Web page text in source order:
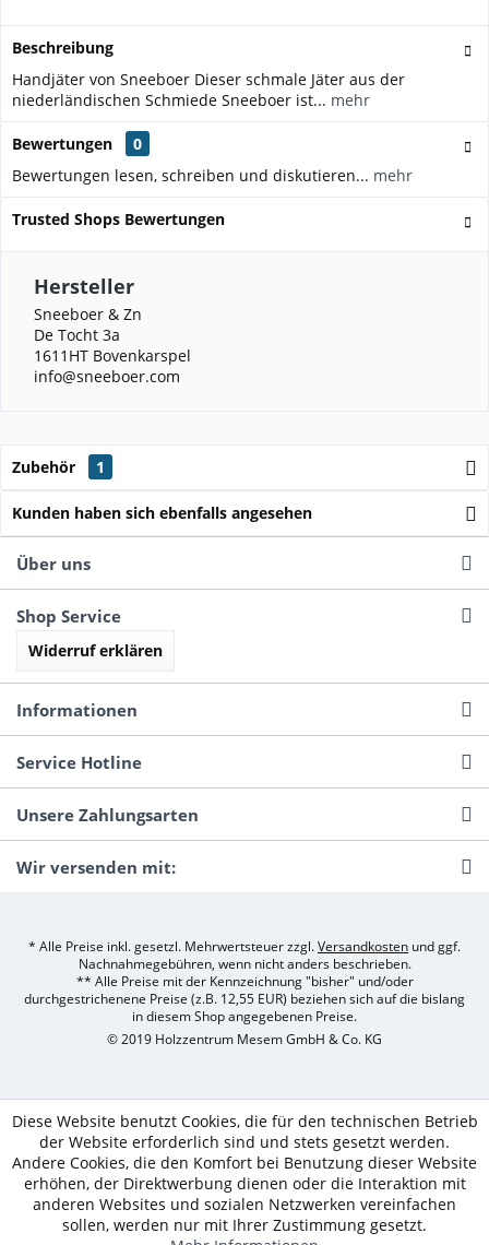
Beschreibung
Handjäter von Sneeboer Dieser schmale Jäter aus der
niederländischen Schmiede Sneeboer ist... mehr
Bewertungen
0
Bewertungen lesen, schreiben und diskutieren... mehr
Trusted Shops Bewertungen
Hersteller
Sneeboer & Zn
De Tocht 3a
1611HT Bovenkarspel
info@sneeboer.com
Zubehör 1
Kunden haben sich ebenfalls angesehen
Über uns
Shop Service
Widerruf erklären
Informationen
Service Hotline
Unsere Zahlungsarten
Wir versenden mit:
* Alle Preise inkl. gesetzl. Mehrwertsteuer zzgl.Versandkosten und ggf.
Nachnahmegebühren, wenn nicht anders beschrieben.
** Alle Preise mit der Kennzeichnung "bisher" und/oder
durchgestrichenene Preise (z.B. 12,55 EUR) beziehen sich auf die bislang
in diesem Shop angegebenen Preise.
© 2019 Holzzentrum Mesem GmbH & Co. KG
Diese Website benutzt Cookies, die für den technischen Betrieb
der Website erforderlich sind und stets gesetzt werden.
Andere Cookies, die den Komfort bei Benutzung dieser Website
erhöhen, der Direktwerbung dienen oder die Interaktion mit
anderen Websites und sozialen Netzwerken vereinfachen
sollen, werden nur mit Ihrer Zustimmung gesetzt.